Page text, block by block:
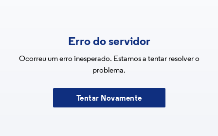
Erro do servidor
Ocorreu um erro inesperado. Estamos a tentar resolver o
problema.
Tentar Novamente